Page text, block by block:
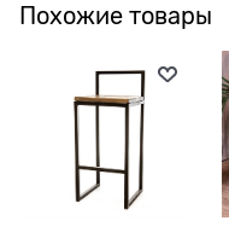
Похожие товары